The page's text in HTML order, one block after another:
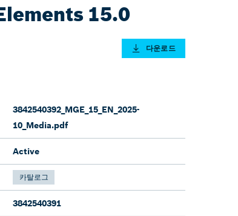
15.0
다운로드
3842540392_MGE_15_EN_2025-
10_Media.pdf
Active
카탈로그
3842540391